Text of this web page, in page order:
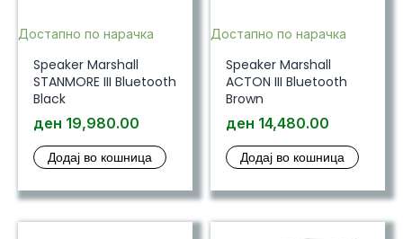
Достапно по нарачка
Speaker Marshall
STANMORE III Bluetooth
Black
ден 19,980.00
Додај во кошница
Достапно по нарачка
Speaker Marshall
ACTON III Bluetooth
Brown
ден 14,480.00
Додај во кошница